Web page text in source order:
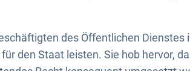
des Öffentlichen Dienstes
den Staat leisten. Sie hob hervor,